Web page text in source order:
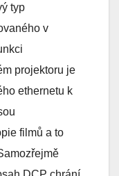
typ
v
projektoru je
ethernetu k
filmů a to